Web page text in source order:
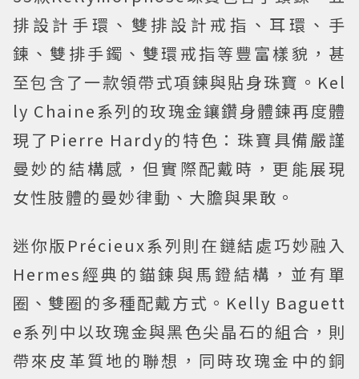
排設計手環、雙排設計戒指、耳環、手
鍊、雙排手鐲、雙環戒指等豐富樣貌，甚
至包含了一款領帶式項鍊與貼身珠寶。Kel
ly Chaine系列的玫瑰金鑲鑽身體鍊再度體
現了Pierre Hardy的特色：珠寶具備嚴謹
曼妙的結構感，但實際配戴時，更能展現
女性肢體的曼妙律動、大膽與果敢。
迷你版Précieux系列則在鏈結處巧妙融入
Hermes經典的錨鍊與馬鐙結構，並有單
圈、雙圈的多種配戴方式。Kelly Baguett
e系列中以玫瑰金與黑色尖晶石的組合，則
帶來皮革質地的聯想，同時玫瑰金中的銅